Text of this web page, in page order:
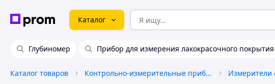
Каталог
Глубиномер Прибор для измерения лакокрасочного покрытия
Каталог товаров Контрольно-измерительные приборы